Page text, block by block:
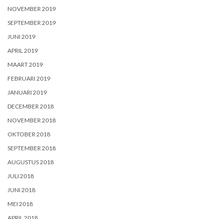
NOVEMBER 2019
SEPTEMBER 2019
JUNI 2019
APRIL 2019
MAART 2019
FEBRUARI 2019
JANUARI 2019
DECEMBER 2018
NOVEMBER 2018
OKTOBER 2018
SEPTEMBER 2018
AUGUSTUS 2018
JULI 2018
JUNI 2018
MEI 2018